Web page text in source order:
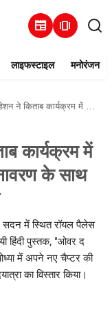
newspaper amp_stories
लाइफस्टाइल मनोरंजन
विजय की पुस्तक के अनावरण के साथ अयोध्या चैप्टर की शुरुआत की
कार्यक्रम में
के साथ
सदन में स्थित रॉयल पैलेस
हिंदी पुस्तक, "ओवर द
में अपने नए चैप्टर की
का विस्तार किया।